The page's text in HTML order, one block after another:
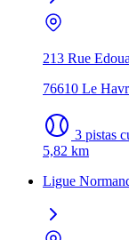
213 Rue
76610 Le
3 pistas
5,82 km
Ligue